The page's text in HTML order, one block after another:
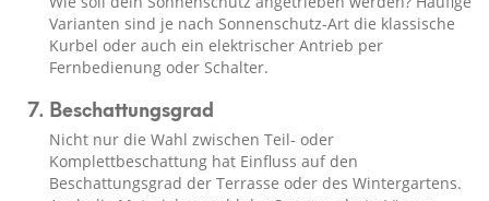
Varianten sind je nach Sonnenschutz-Art die klassische
Kurbel oder auch ein elektrischer Antrieb per
Fernbedienung oder Schalter.
Beschattungsgrad
Nicht nur die Wahl zwischen Teil- oder
Komplettbeschattung hat Einfluss auf den
Beschattungsgrad der Terrasse oder des Wintergartens.